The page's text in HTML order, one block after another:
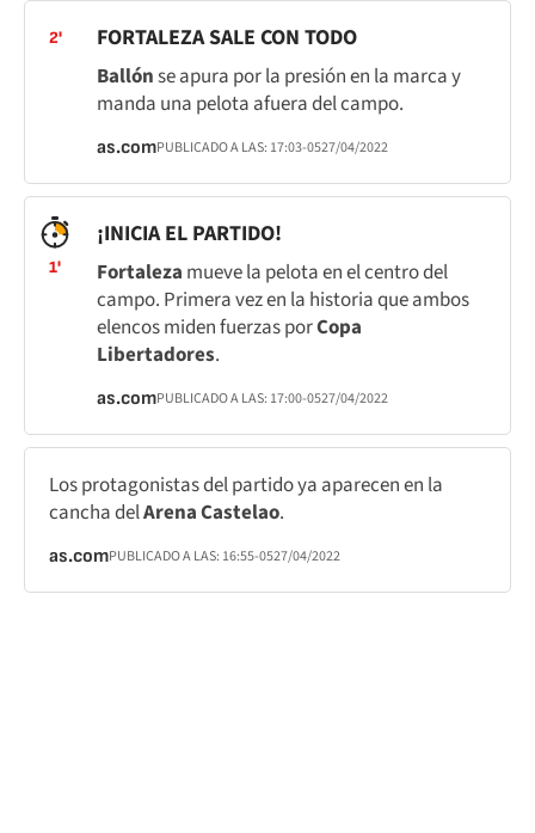
2' FORTALEZA SALE CON TODO
Ballónse apura por la presión en la marca y
manda una pelota afuera del campo.
as.comPUBLICADO A LAS: 17:03-0527/04/2022
1'
¡INICIA EL PARTIDO!
Fortaleza mueve la pelota en el centro del
campo. Primera vez en la historia que ambos
elencos miden fuerzas porCopa
Libertadores.
as.comPUBLICADO A LAS: 17:00-0527/04/2022
Los protagonistas del partido ya aparecen en la
cancha delArena Castelao.
as.comPUBLICADO A LAS: 16:55-0527/04/2022